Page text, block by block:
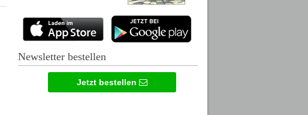
Newsletter bestellen
Jetzt bestellen